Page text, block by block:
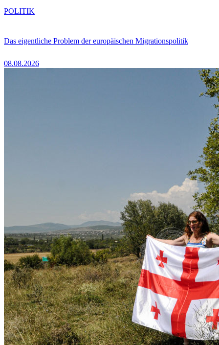
Das eigentliche Problem der europäischen Migrationspolitik
08.08.2026
POLITIK